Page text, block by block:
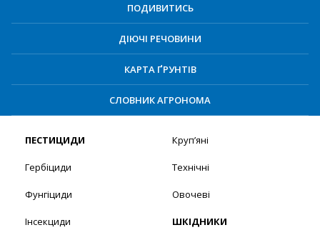
ПОДИВИТИСЬ
ДІЮЧІ РЕЧОВИНИ
КАРТА ҐРУНТІВ
СЛОВНИК АГРОНОМА
ПЕСТИЦИДИ
Гербіциди
Фунгіциди
Інсекциди
Круп’яні
Технічні
Овочеві
ШКІДНИКИ